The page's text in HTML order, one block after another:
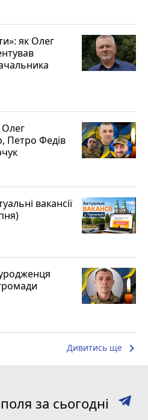
як Олег
Олег
Петро Федів
вакансії
Дивитись ще keyboard_arrow_right
за сьогодні